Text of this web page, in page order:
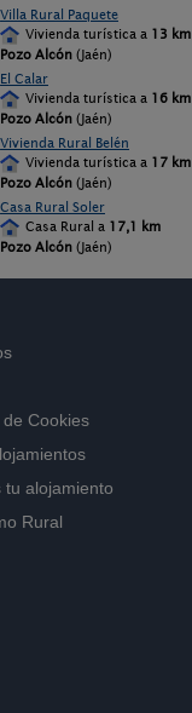
Villa Rural Paquete
Vivienda turística a 13 km
Pozo Alcón (Jaén)
El Calar
Vivienda turística a 16 km
Pozo Alcón (Jaén)
Vivienda Rural Belén
Vivienda turística a 17 km
Pozo Alcón (Jaén)
Casa Rural Soler
Casa Rural a 17,1 km
Pozo Alcón (Jaén)
Cookies
tu alojamiento
Rural